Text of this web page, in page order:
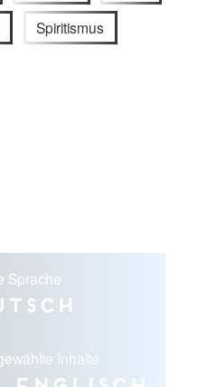
Spiritismus
Sprache
Inhalte